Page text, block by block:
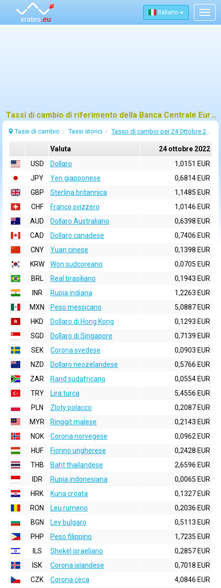
Italiano
Tassi di cambio di riferimento della Banca Centrale Europea (BCE) per 24 ottobre 2022
Tassi di cambio Tassi storici Tasso di cambio per 24 Ottobre 2022
Valuta
24 ottobre 2022
USD
Dollaro
1,0151 EUR
JPY
Yen giapponese
0,6814 EUR
GBP
Sterlina britannica
1,1485 EUR
CHF
Franco svizzero
1,0146 EUR
AUD
Dollaro Australiano
0,6398 EUR
CAD
Dollaro canadese
0,7406 EUR
CNY
Yuan cinese
0,1398 EUR
KRW
Won sudcoreano
0,0705 EUR
BRL
Real brasiliano
0,1943 EUR
INR
Rupia indiana
1,2263 EUR
MXN
Peso messicano
5,0887 EUR
HKD
Dollaro di Hong Kong
0,1293 EUR
SGD
Dollaro di Singapore
0,7139 EUR
SEK
Corona svedese
0,0903 EUR
NZD
Dollaro neozelandese
0,5766 EUR
ZAR
Rand sudafricano
0,0554 EUR
TRY
Lira turca
5,4556 EUR
PLN
Zloty polacco
0,2087 EUR
MYR
Ringgit malese
0,2143 EUR
NOK
Corona norvegese
0,0962 EUR
HUF
Fiorino ungherese
0,2428 EUR
THB
Baht thailandese
2,6596 EUR
IDR
Rupia indonesiana
0,0065 EUR
HRK
Kuna croata
0,1327 EUR
RON
Leu rumeno
0,2036 EUR
BGN
Lev bulgaro
0,5113 EUR
PHP
Peso filippino
1,7235 EUR
ILS
Shekel israeliano
0,2857 EUR
ISK
Corona islandese
0,7018 EUR
CZK
Corona ceca
4,0846 EUR